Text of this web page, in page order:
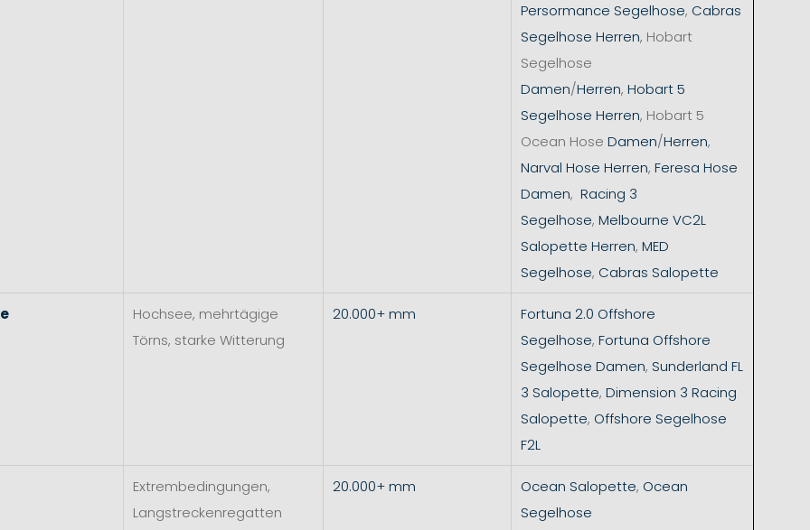
Persormance Segelhose, Cabras
Segelhose Herren, Hobart
Segelhose
Damen/Herren, Hobart 5
Segelhose Herren, Hobart 5
Ocean Hose Damen/Herren,
Narval Hose Herren, Feresa Hose
Damen, Racing 3
Segelhose, Melbourne VC2L
Salopette Herren, MED
Segelhose, Cabras Salopette
Hochsee, mehrtägige
Törns, starke Witterung
20.000+ mm
Fortuna 2.0 Offshore
Segelhose, Fortuna Offshore
Segelhose Damen, Sunderland FL
3 Salopette, Dimension 3 Racing
Salopette, Offshore Segelhose
F2L
Extrembedingungen,
Langstreckenregatten
20.000+ mm Ocean Salopette, Ocean
Segelhose